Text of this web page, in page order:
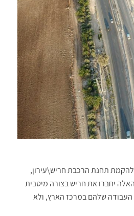
צומת הכניסה ליישוב, להקמת תחנת הרכבת חריש\עירון,
הכבישים 65 ו-444. "עבודות הפיתוח האלה יחברו את חריש בצורה מיטבית
שלהם במרכז הארץ, ולא